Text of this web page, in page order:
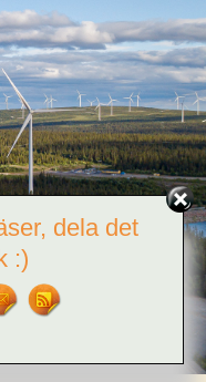
dela det
:)